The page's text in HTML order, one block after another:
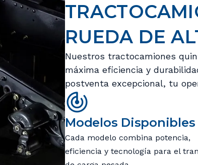
RUEDA DE
Nuestros tractocamiones
máxima eficiencia y
postventa excepcional, tu
Modelos Disponibles
Cada modelo combina potencia,
eficiencia y tecnología para el